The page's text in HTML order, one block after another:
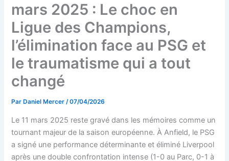
mars 2025 : Le choc en
Ligue des Champions,
l’élimination face au PSG et
le traumatisme qui a tout
changé
Par Daniel Mercer/07/04/2026
Le 11 mars 2025 reste gravé dans les mémoires comme un
tournant majeur de la saison européenne. À Anfield, le PSG
a signé une performance déterminante et éliminé Liverpool
après une double confrontation intense (1-0 au Parc, 0-1 à